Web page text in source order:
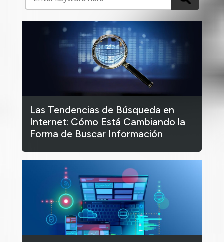
Las Tendencias de Búsqueda en
Internet: Cómo Está Cambiando la
Forma de Buscar Información